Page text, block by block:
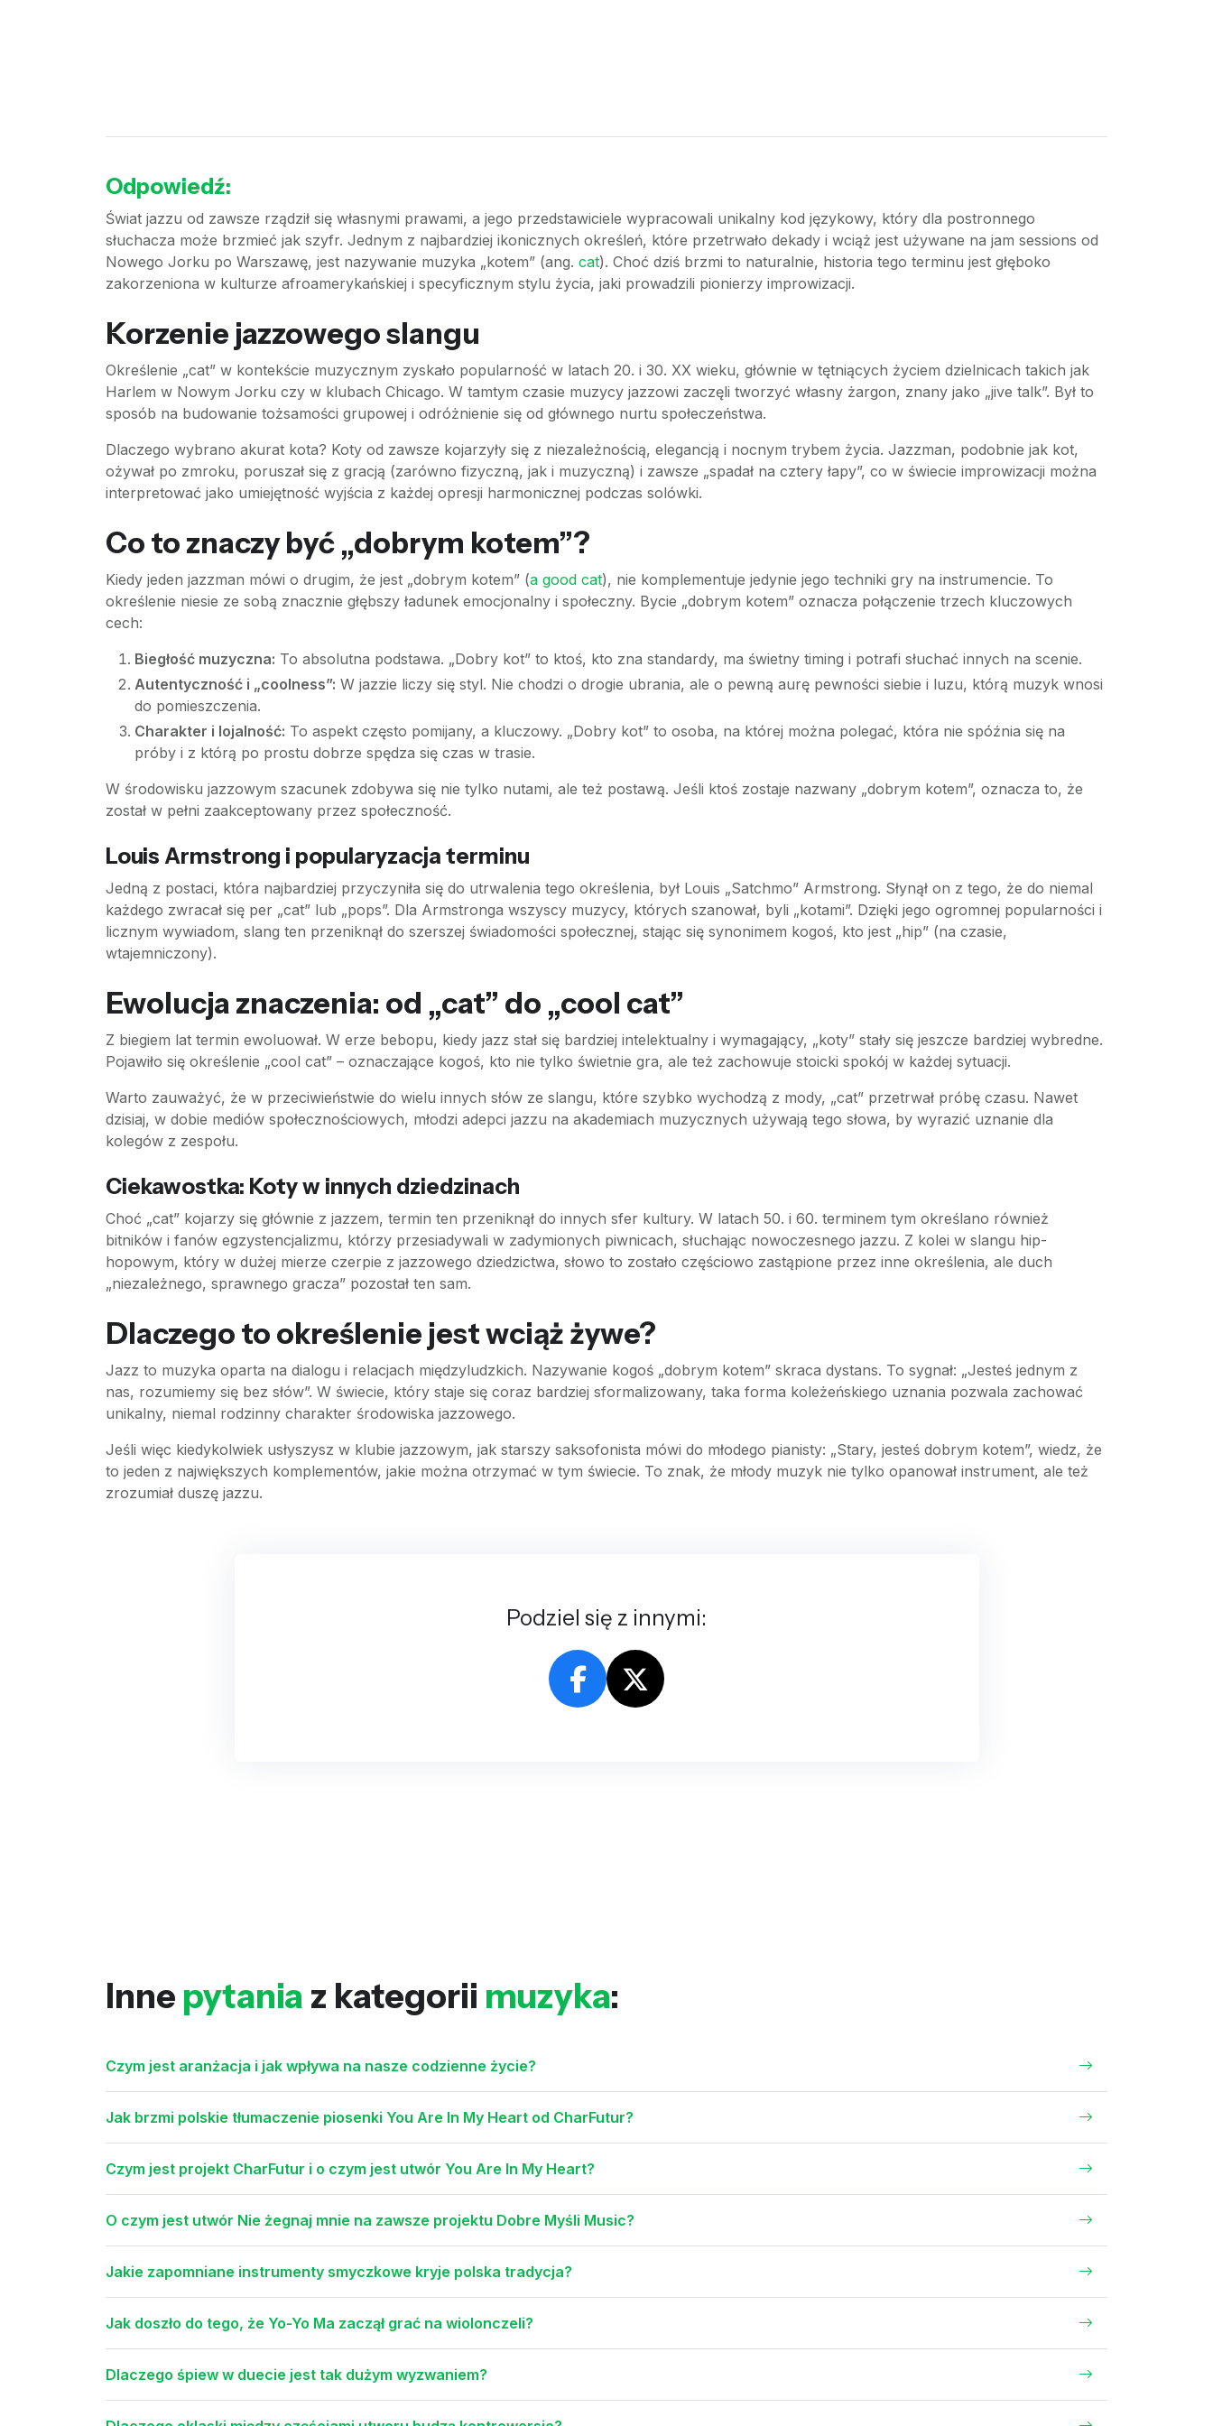
Odpowiedź:
Świat jazzu od zawsze rządził się własnymi prawami, a jego przedstawiciele wypracowali unikalny kod językowy, który dla postronnego
słuchacza może brzmieć jak szyfr. Jednym z najbardziej ikonicznych określeń, które przetrwało dekady i wciąż jest używane na jam sessions od
Nowego Jorku po Warszawę, jest nazywanie muzyka „kotem” (ang. cat). Choć dziś brzmi to naturalnie, historia tego terminu jest głęboko
zakorzeniona w kulturze afroamerykańskiej i specyficznym stylu życia, jaki prowadzili pionierzy improwizacji.
Korzenie jazzowego slangu
Określenie „cat” w kontekście muzycznym zyskało popularność w latach 20. i 30. XX wieku, głównie w tętniących życiem dzielnicach takich jak
Harlem w Nowym Jorku czy w klubach Chicago. W tamtym czasie muzycy jazzowi zaczęli tworzyć własny żargon, znany jako „jive talk”. Był to
sposób na budowanie tożsamości grupowej i odróżnienie się od głównego nurtu społeczeństwa.
Dlaczego wybrano akurat kota? Koty od zawsze kojarzyły się z niezależnością, elegancją i nocnym trybem życia. Jazzman, podobnie jak kot,
ożywał po zmroku, poruszał się z gracją (zarówno fizyczną, jak i muzyczną) i zawsze „spadał na cztery łapy”, co w świecie improwizacji można
interpretować jako umiejętność wyjścia z każdej opresji harmonicznej podczas solówki.
Co to znaczy być „dobrym kotem”?
Kiedy jeden jazzman mówi o drugim, że jest „dobrym kotem” (a good cat), nie komplementuje jedynie jego techniki gry na instrumencie. To
określenie niesie ze sobą znacznie głębszy ładunek emocjonalny i społeczny. Bycie „dobrym kotem” oznacza połączenie trzech kluczowych
cech:
Biegłość muzyczna: To absolutna podstawa. „Dobry kot” to ktoś, kto zna standardy, ma świetny timing i potrafi słuchać innych na scenie.
Autentyczność i „coolness”: W jazzie liczy się styl. Nie chodzi o drogie ubrania, ale o pewną aurę pewności siebie i luzu, którą muzyk wnosi
do pomieszczenia.
Charakter i lojalność: To aspekt często pomijany, a kluczowy. „Dobry kot” to osoba, na której można polegać, która nie spóźnia się na
próby i z którą po prostu dobrze spędza się czas w trasie.
W środowisku jazzowym szacunek zdobywa się nie tylko nutami, ale też postawą. Jeśli ktoś zostaje nazwany „dobrym kotem”, oznacza to, że
został w pełni zaakceptowany przez społeczność.
Louis Armstrong i popularyzacja terminu
Jedną z postaci, która najbardziej przyczyniła się do utrwalenia tego określenia, był Louis „Satchmo” Armstrong. Słynął on z tego, że do niemal
każdego zwracał się per „cat” lub „pops”. Dla Armstronga wszyscy muzycy, których szanował, byli „kotami”. Dzięki jego ogromnej popularności i
licznym wywiadom, slang ten przeniknął do szerszej świadomości społecznej, stając się synonimem kogoś, kto jest „hip” (na czasie,
wtajemniczony).
Ewolucja znaczenia: od „cat” do „cool cat”
Z biegiem lat termin ewoluował. W erze bebopu, kiedy jazz stał się bardziej intelektualny i wymagający, „koty” stały się jeszcze bardziej wybredne.
Pojawiło się określenie „cool cat” – oznaczające kogoś, kto nie tylko świetnie gra, ale też zachowuje stoicki spokój w każdej sytuacji.
Warto zauważyć, że w przeciwieństwie do wielu innych słów ze slangu, które szybko wychodzą z mody, „cat” przetrwał próbę czasu. Nawet
dzisiaj, w dobie mediów społecznościowych, młodzi adepci jazzu na akademiach muzycznych używają tego słowa, by wyrazić uznanie dla
kolegów z zespołu.
Ciekawostka: Koty w innych dziedzinach
Choć „cat” kojarzy się głównie z jazzem, termin ten przeniknął do innych sfer kultury. W latach 50. i 60. terminem tym określano również
bitników i fanów egzystencjalizmu, którzy przesiadywali w zadymionych piwnicach, słuchając nowoczesnego jazzu. Z kolei w slangu hip-
hopowym, który w dużej mierze czerpie z jazzowego dziedzictwa, słowo to zostało częściowo zastąpione przez inne określenia, ale duch
„niezależnego, sprawnego gracza” pozostał ten sam.
Dlaczego to określenie jest wciąż żywe?
Jazz to muzyka oparta na dialogu i relacjach międzyludzkich. Nazywanie kogoś „dobrym kotem” skraca dystans. To sygnał: „Jesteś jednym z
nas, rozumiemy się bez słów”. W świecie, który staje się coraz bardziej sformalizowany, taka forma koleżeńskiego uznania pozwala zachować
unikalny, niemal rodzinny charakter środowiska jazzowego.
Jeśli więc kiedykolwiek usłyszysz w klubie jazzowym, jak starszy saksofonista mówi do młodego pianisty: „Stary, jesteś dobrym kotem”, wiedz, że
to jeden z największych komplementów, jakie można otrzymać w tym świecie. To znak, że młody muzyk nie tylko opanował instrument, ale też
zrozumiał duszę jazzu.
Podziel się z innymi:
Inne pytania z kategorii muzyka:
Czym jest aranżacja i jak wpływa na nasze codzienne życie?
Jak brzmi polskie tłumaczenie piosenki You Are In My Heart od CharFutur?
Czym jest projekt CharFutur i o czym jest utwór You Are In My Heart?
O czym jest utwór Nie żegnaj mnie na zawsze projektu Dobre Myśli Music?
Jakie zapomniane instrumenty smyczkowe kryje polska tradycja?
Jak doszło do tego, że Yo-Yo Ma zaczął grać na wiolonczeli?
Dlaczego śpiew w duecie jest tak dużym wyzwaniem?